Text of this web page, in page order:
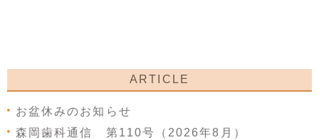
ARTICLE
お盆休みのお知らせ
森岡歯科通信 第110号（2026年8月）